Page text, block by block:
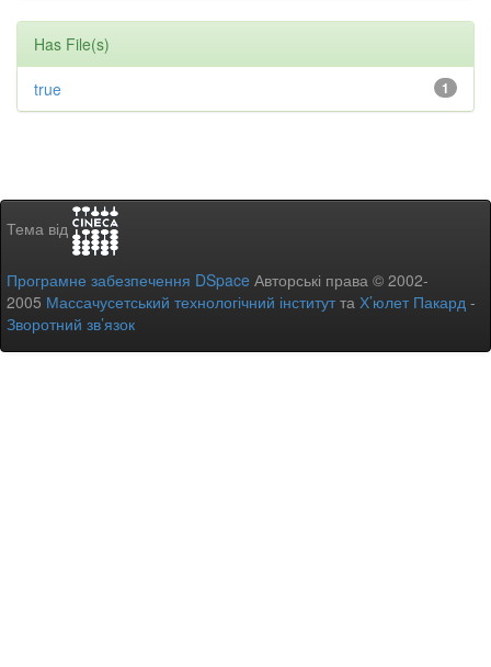
Has File(s)
1
true
Тема від
Програмне забезпечення DSpace Авторські права © 2002-
2005 Массачусетський технологічний інститутта Х’юлет Пакард -
Зворотний зв’язок